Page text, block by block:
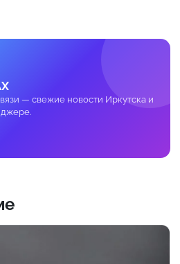
— свежие новости Иркутска и